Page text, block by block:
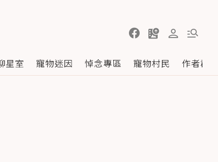
星室 寵物迷因 悼念專區 寵物村民 作者群